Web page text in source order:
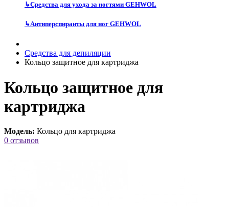
↳Средства для ухода за ногтями GEHWOL
↳Антиперспиранты для ног GEHWOL
Средства для депиляции
Кольцо защитное для картриджа
Кольцо защитное для
картриджа
Модель: Кольцо для картриджа
0 отзывов